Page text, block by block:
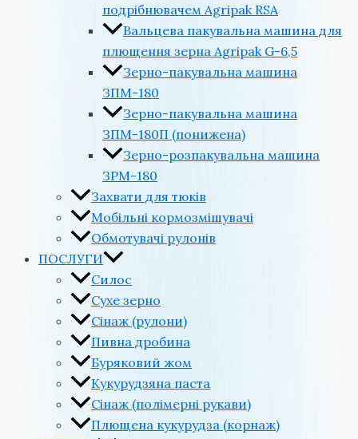
подрібнювачем Agripak RSA
Вальцева пакувальна машина для
плющення зерна Agripak G-6,5
Зерно-пакувальна машина
ЗПМ-180
Зерно-пакувальна машина
ЗПМ-180П (понижена)
Зерно-розпакувальна машина
ЗРМ-180
Захвати для тюків
Мобільні кормозмішувачі
Обмотувачі рулонів
ПОСЛУГИ
Силос
Сухе зерно
Сінаж (рулони)
Пивна дробина
Буряковий жом
Кукурудзяна паста
Сінаж (полімерні рукави)
Плющена кукурудза (корнаж)